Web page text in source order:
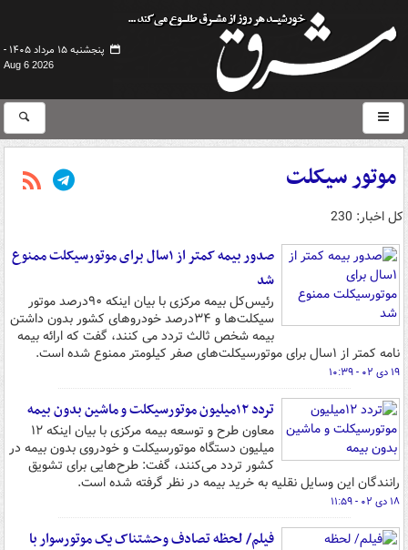
پنجشنبه ۱۵ مرداد ۱۴۰۵ -
Aug 6 2026
موتور سیکلت
کل اخبار: 230
صدور بیمه کمتر از ۱سال برای موتورسیکلت ممنوع
شد
رئیس‌کل بیمه مرکزی با بیان اینکه ۹۰درصد موتور
سیکلت‌ها و ۳۴درصد خودروهای کشور بدون داشتن
بیمه شخص ثالث تردد می کنند، گفت که ارائه بیمه
نامه کمتر از ۱سال برای موتورسیکلت‌های صفر کیلومتر ممنوع شده است.
۱۹ دی ۰۲ - ۱۰:۳۹
تردد ۱۲میلیون موتورسیکلت و ماشین بدون بیمه
معاون طرح و توسعه بیمه مرکزی با بیان اینکه ۱۲
میلیون دستگاه موتورسیکلت و خودروی بدون بیمه در
کشور تردد می‌کنند، گفت: طرح‌هایی برای تشویق
رانندگان این وسایل نقلیه به خرید بیمه در نظر گرفته شده است.
۱۸ دی ۰۲ - ۱۱:۵۹
فیلم/ لحظه تصادف وحشتناک یک موتورسوار با